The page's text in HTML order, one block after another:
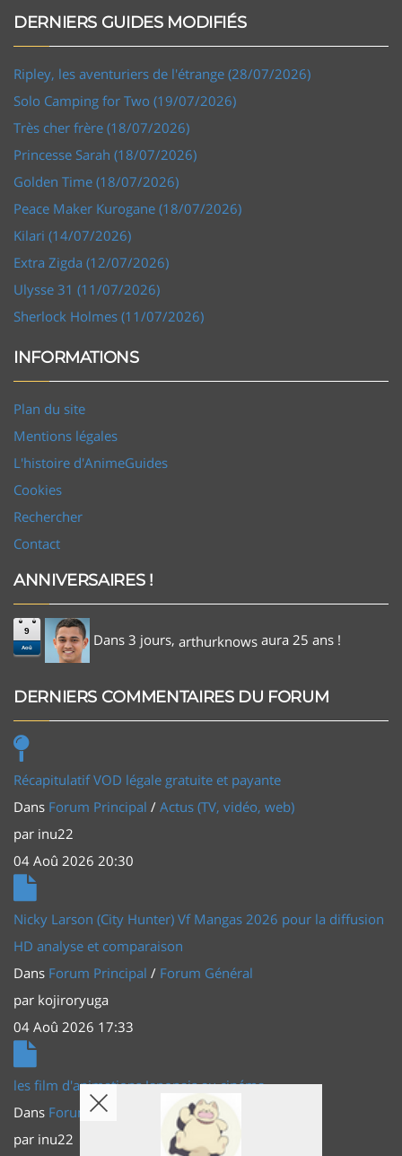
DERNIERS GUIDES MODIFIÉS
Ripley, les aventuriers de l'étrange (28/07/2026)
Solo Camping for Two (19/07/2026)
Très cher frère (18/07/2026)
Princesse Sarah (18/07/2026)
Golden Time (18/07/2026)
Peace Maker Kurogane (18/07/2026)
Kilari (14/07/2026)
Extra Zigda (12/07/2026)
Ulysse 31 (11/07/2026)
Sherlock Holmes (11/07/2026)
INFORMATIONS
Plan du site
Mentions légales
L'histoire d'AnimeGuides
Cookies
Rechercher
Contact
ANNIVERSAIRES !
9
Aoû Dans 3 jours, arthurknows aura 25 ans !
DERNIERS COMMENTAIRES DU FORUM
Récapitulatif VOD légale gratuite et payante
Dans Forum Principal / Actus (TV, vidéo, web)
par inu22
04 Aoû 2026 20:30
Nicky Larson (City Hunter) Vf Mangas 2026 pour la diffusion
HD analyse et comparaison
Dans Forum Principal / Forum Général
par kojiroryuga
04 Aoû 2026 17:33
les film d'animations Japonais au cinéma
Dans Forum Principal
Actus (TV, vidéo, web)
par inu22